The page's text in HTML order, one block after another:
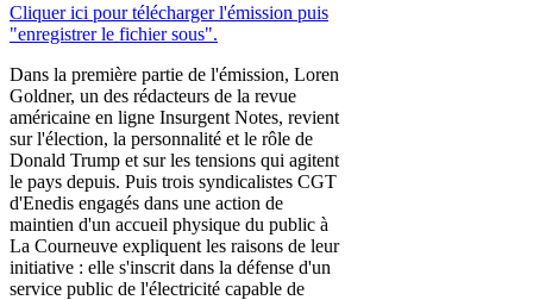
Cliquer ici pour télécharger l'émission puis
"enregistrer le fichier sous".
Dans la première partie de l'émission, Loren
Goldner, un des rédacteurs de la revue
américaine en ligne Insurgent Notes, revient
sur l'élection, la personnalité et le rôle de
Donald Trump et sur les tensions qui agitent
le pays depuis. Puis trois syndicalistes CGT
d'Enedis engagés dans une action de
maintien d'un accueil physique du public à
La Courneuve expliquent les raisons de leur
initiative : elle s'inscrit dans la défense d'un
service public de l'électricité capable de